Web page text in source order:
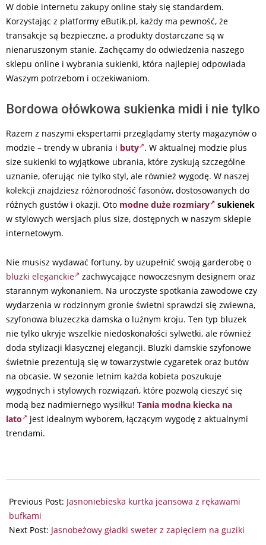
W dobie internetu zakupy online stały się standardem.
Korzystając z platformy eButik.pl, każdy ma pewność, że
transakcje są bezpieczne, a produkty dostarczane są w
nienaruszonym stanie. Zachęcamy do odwiedzenia naszego
sklepu online i wybrania sukienki, która najlepiej odpowiada
Waszym potrzebom i oczekiwaniom.
Bordowa ołówkowa sukienka midi i nie tylko
Razem z naszymi ekspertami przeglądamy sterty magazynów o
modzie – trendy w ubrania i buty . W aktualnej modzie plus
size sukienki to wyjątkowe ubrania, które zyskują szczególne
uznanie, oferując nie tylko styl, ale również wygodę. W naszej
kolekcji znajdziesz różnorodność fasonów, dostosowanych do
różnych gustów i okazji. Oto modne duże rozmiary
sukienek
w stylowych wersjach plus size, dostępnych w naszym sklepie
internetowym.
Nie musisz wydawać fortuny, by uzupełnić swoją garderobę o
bluzki eleganckie
zachwycające nowoczesnym designem oraz
starannym wykonaniem. Na uroczyste spotkania zawodowe czy
wydarzenia w rodzinnym gronie świetni sprawdzi się zwiewna,
szyfonowa bluzeczka damska o luźnym kroju. Ten typ bluzek
nie tylko ukryje wszelkie niedoskonałości sylwetki, ale również
doda stylizacji klasycznej elegancji. Bluzki damskie szyfonowe
świetnie prezentują się w towarzystwie cygaretek oraz butów
na obcasie. W sezonie letnim każda kobieta poszukuje
wygodnych i stylowych rozwiązań, które pozwolą cieszyć się
modą bez nadmiernego wysiłku! Tania modna kiecka na
lato
jest idealnym wyborem, łączącym wygodę z aktualnymi
trendami.
07-
25
Previous Post: Jasnoniebieska kurtka jeansowa z rękawami
bufkami
Next Post: Jasnobeżowy gładki sweter z zapięciem na guziki